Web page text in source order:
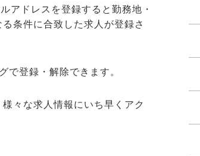
アドレスを登録すると勤務地・
条件に合致した求人が登録さ
で登録・解除できます。
々な求人情報にいち早くアク